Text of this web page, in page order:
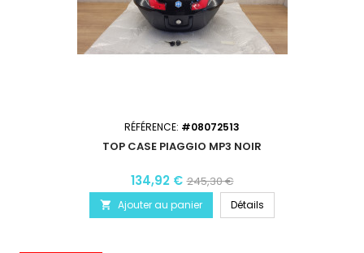
RÉFÉRENCE: #08072513
TOP CASE PIAGGIO MP3 NOIR
134,92 € 245,30 €
 Ajouter au panier Détails